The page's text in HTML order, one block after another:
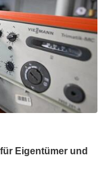
Eigentümer und